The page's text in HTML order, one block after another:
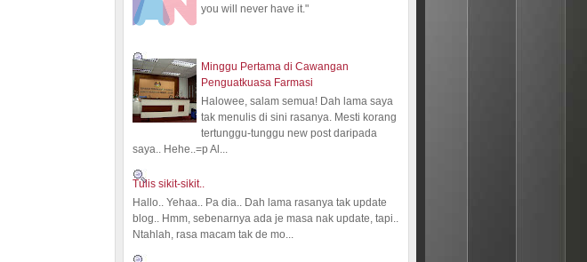
you will never have it."
Minggu Pertama di Cawangan
Penguatkuasa Farmasi
Halowee, salam semua! Dah lama saya
tak menulis di sini rasanya. Mesti korang
tertunggu-tunggu new post daripada
saya.. Hehe..=p Al...
Tulis sikit-sikit..
Hallo.. Yehaa.. Pa dia.. Dah lama rasanya tak update
blog.. Hmm, sebenarnya ada je masa nak update, tapi..
Ntahlah, rasa macam tak de mo...